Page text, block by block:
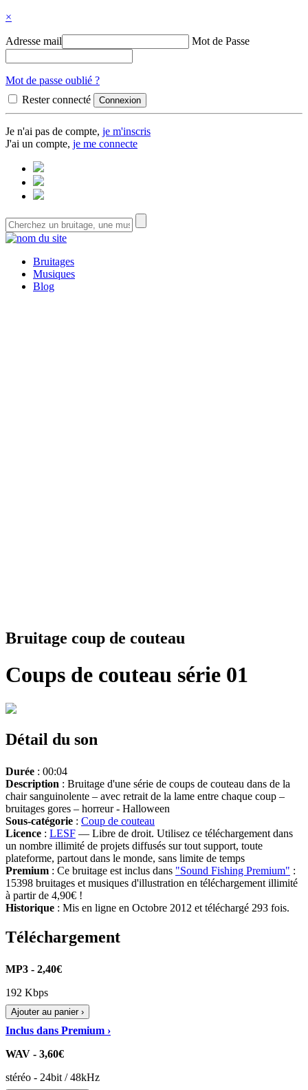
×
Adresse mail Mot de Passe
Mot de passe oublié ?
Rester connecté
Je n'ai pas de compte, je m'inscris
J'ai un compte, je me connecte
Bruitages
Musiques
Blog
Bruitage coup de couteau
Coups de couteau série 01
Détail du son
Durée : 00:04
Description : Bruitage d'une série de coups de couteau dans de la
chair sanguinolente – avec retrait de la lame entre chaque coup –
bruitages gores – horreur - Halloween
Sous-catégorie : Coup de couteau
Licence : LESF — Libre de droit. Utilisez ce téléchargement dans
un nombre illimité de projets diffusés sur tout support, toute
plateforme, partout dans le monde, sans limite de temps
Premium : Ce bruitage est inclus dans "Sound Fishing Premium" :
15398 bruitages et musiques d'illustration en téléchargement illimité
à partir de 4,90€ !
Historique : Mis en ligne en Octobre 2012 et téléchargé 293 fois.
Téléchargement
MP3 - 2,40€
192 Kbps
Ajouter au panier ›
Inclus dans Premium ›
WAV - 3,60€
stéréo - 24bit / 48kHz